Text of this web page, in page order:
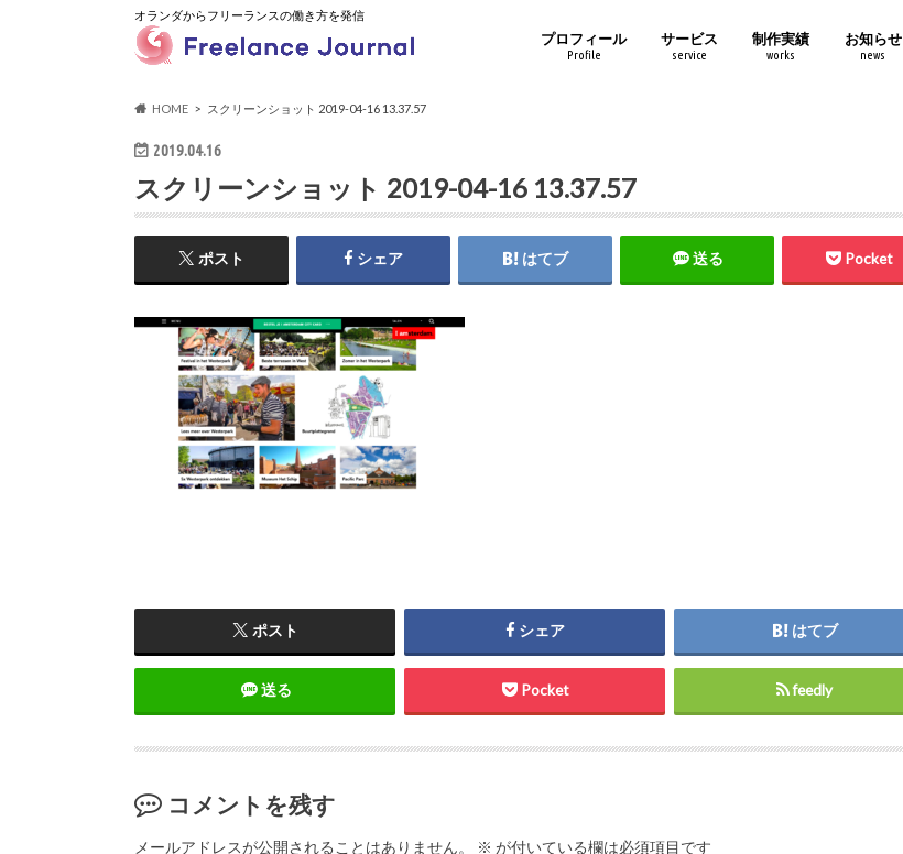
オランダからフリーランスの働き方を発信
プロフィール
Profile
サービス
service
制作実績
works
お知らせ
news
HOME スクリーンショット 2019-04-16 13.37.57
2019.04.16
スクリーンショット 2019-04-16 13.37.57
ポスト シェア はてブ 送る Pocket
ポスト シェア はてブ
送る Pocket feedly
コメントを残す
メールアドレスが公開されることはありません。 ※ が付いている欄は必須項目です